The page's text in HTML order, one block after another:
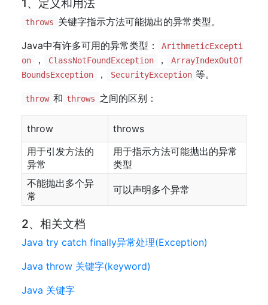
1、定义和用法
throws 关键字指示方法可能抛出的异常类型。
Java中有许多可用的异常类型：
ArithmeticExcepti
on
， ClassNotFoundException ，
ArrayIndexOutOf
BoundsException
， SecurityException 等。
throw 和 throws 之间的区别：
throw
throws
用于引发方法的
异常
用于指示方法可能抛出的异常
类型
不能抛出多个异
常
可以声明多个异常
2、相关文档
Java try catch finally异常处理(Exception)
Java throw 关键字(keyword)
Java 关键字